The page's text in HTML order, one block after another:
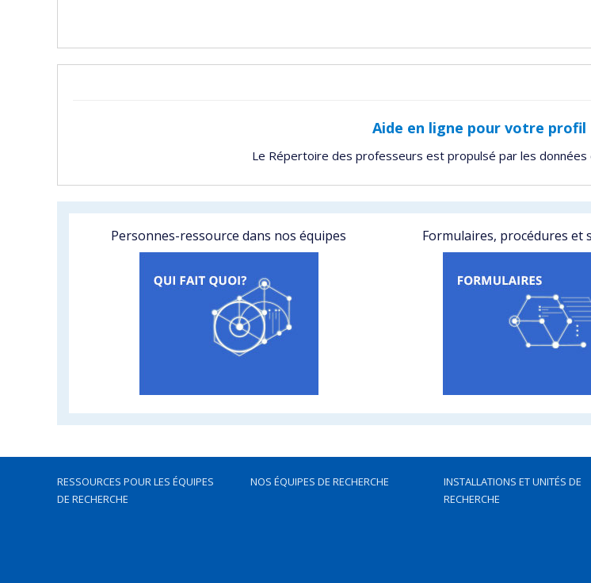
Aide en ligne pour votre profil
Le Répertoire des professeurs est propulsé par les données
Personnes-ressource dans nos équipes Formulaires, procédures et
RESSOURCES POUR LES ÉQUIPES
DE RECHERCHE
NOS ÉQUIPES DE RECHERCHE
INSTALLATIONS ET UNITÉS DE
RECHERCHE